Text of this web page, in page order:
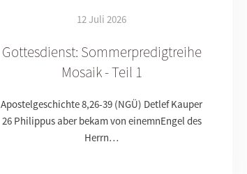
12 Juli 2026
Gottesdienst: Sommerpredigtreihe
Mosaik - Teil 1
Apostelgeschichte 8,26-39 (NGÜ) Detlef Kauper
26 Philippus aber bekam von einemnEngel des
Herrn…